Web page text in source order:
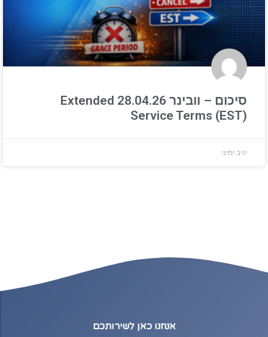
סיכום – וובינר 28.04.26 Extended
Service Terms (EST)
יניב ימיני
אנחנו כאן לשירותכם